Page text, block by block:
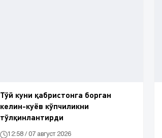
Тўй куни қабристонга борган
келин-куёв кўпчиликни
тўлқинлантирди
12:58 / 07 август 2026